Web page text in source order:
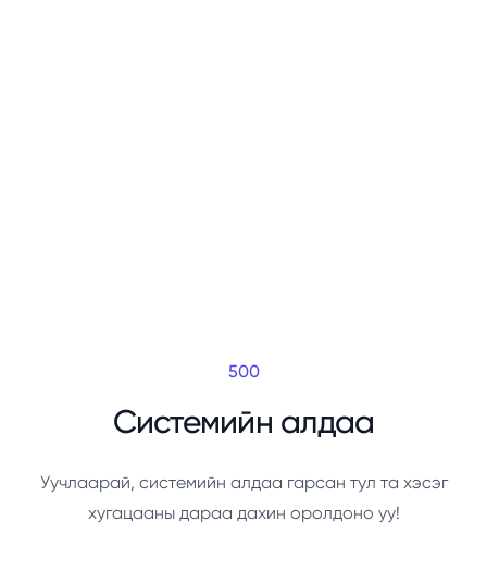
500
Системийн алдаа
Уучлаарай, системийн алдаа гарсан тул та хэсэг
хугацааны дараа дахин оролдоно уу!